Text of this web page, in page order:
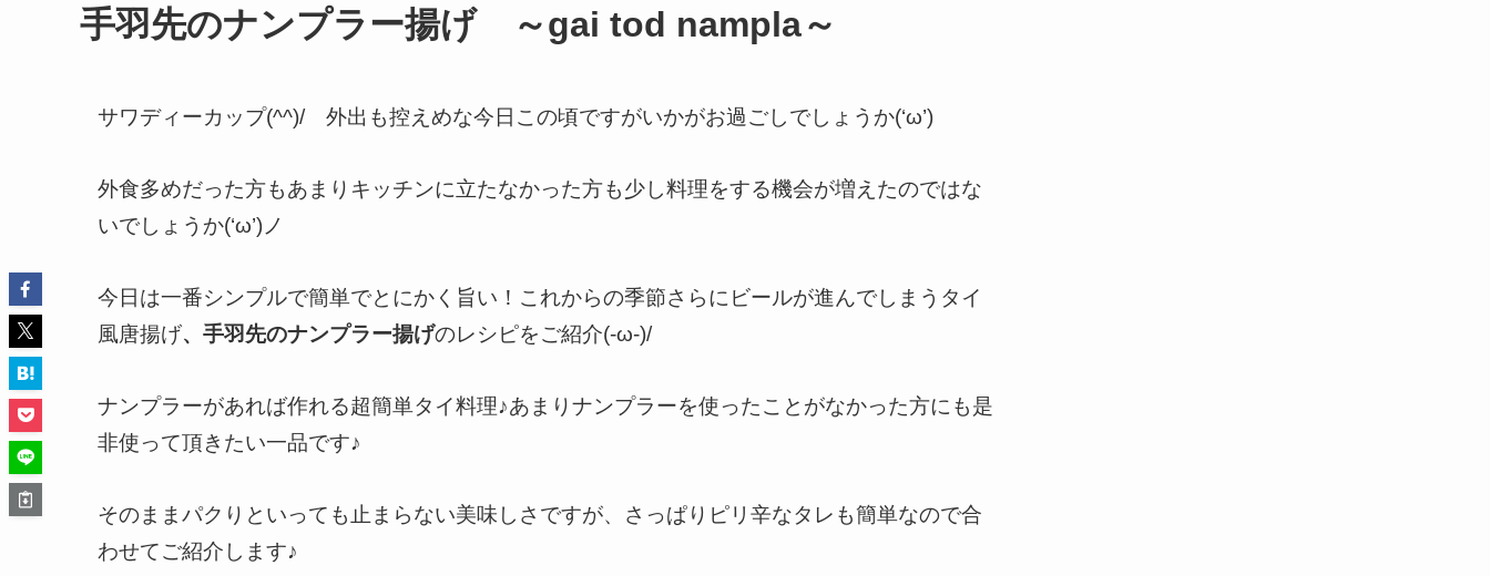
手羽先のナンプラー揚げ ～gai tod nampla～
サワディーカップ(^^)/ 外出も控えめな今日この頃ですがいかがお過ごしでしょうか(‘ω’)
外食多めだった方もあまりキッチンに立たなかった方も少し料理をする機会が増えたのではな
いでしょうか(‘ω’)ノ
今日は一番シンプルで簡単でとにかく旨い！これからの季節さらにビールが進んでしまうタイ
風唐揚げ、手羽先のナンプラー揚げのレシピをご紹介(-ω-)/
ナンプラーがあれば作れる超簡単タイ料理♪あまりナンプラーを使ったことがなかった方にも是
非使って頂きたい一品です♪
そのままパクりといっても止まらない美味しさですが、さっぱりピリ辛なタレも簡単なので合
わせてご紹介します♪